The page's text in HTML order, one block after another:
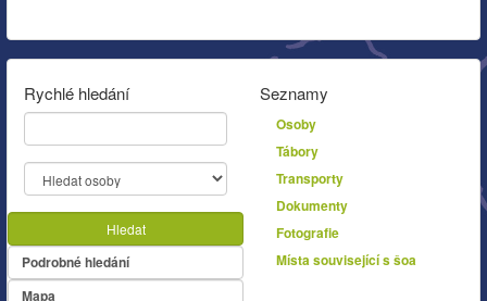
Rychlé hledání
Hledat
Podrobné hledání
Mapa
Seznamy
Osoby
Tábory
Transporty
Dokumenty
Fotografie
Místa související s šoa